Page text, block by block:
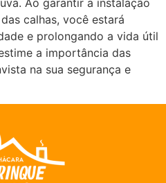
calhas, você estará
e prolongando a vida útil
a importância das
na sua segurança e